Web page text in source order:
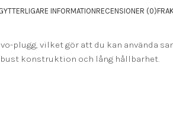
YTTERLIGARE INFORMATIONRECENSIONER (0)
plugg, vilket gör att du kan använda
konstruktion och lång hållbarhet.